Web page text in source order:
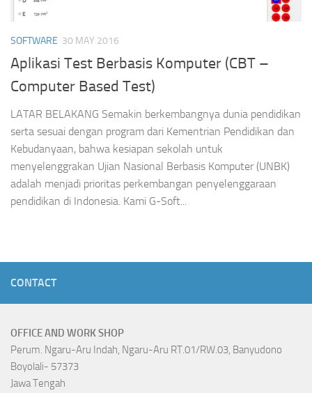
SOFTWARE 30 MAY 2016
Aplikasi Test Berbasis Komputer (CBT –
Computer Based Test)
LATAR BELAKANG Semakin berkembangnya dunia pendidikan
serta sesuai dengan program dari Kementrian Pendidikan dan
Kebudanyaan, bahwa kesiapan sekolah untuk
menyelenggrakan Ujian Nasional Berbasis Komputer (UNBK)
adalah menjadi prioritas perkembangan penyelenggaraan
pendidikan di Indonesia. Kami G-Soft...
CONTACT
OFFICE AND WORK SHOP
Perum. Ngaru-Aru Indah, Ngaru-Aru RT.01/RW.03, Banyudono
Boyolali- 57373
Jawa Tengah